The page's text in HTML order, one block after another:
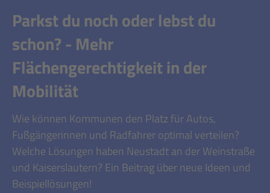
Parkst du noch oder lebst du
schon? - Mehr
Flächengerechtigkeit in der
Mobilität
Wie können Kommunen den Platz für Autos,
Fußgängerinnen und Radfahrer optimal verteilen?
Welche Lösungen haben Neustadt an der Weinstraße
und Kaiserslautern? Ein Beitrag über neue Ideen und
Beispiellösungen!